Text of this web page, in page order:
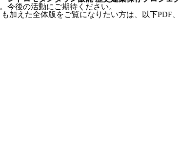
今後の活動にご期待ください。
えた全体版をご覧になりたい方は、以下PDF